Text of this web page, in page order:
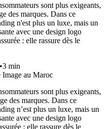
sont plus exigeants,
des marques. Dans ce
n'est plus un luxe, mais un
avec une design logo
: elle rassure dès le
•3 min
sont plus exigeants,
des marques. Dans ce
n’est plus un luxe, mais un
avec une design logo
: elle rassure dès le